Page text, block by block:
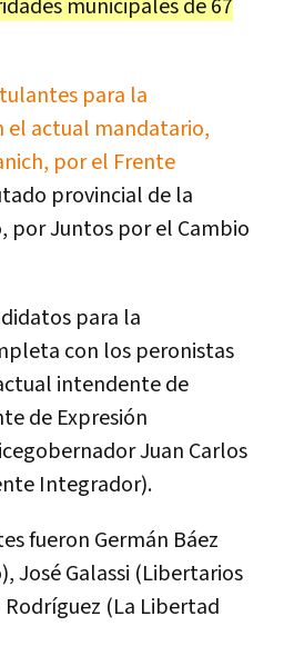
municipales de 67
para la
el actual mandatario,
por el Frente
provincial de la
por Juntos por el Cambio
para la
con los peronistas
intendente de
de Expresión
Juan Carlos
Integrador).
fueron Germán Báez
José Galassi (Libertarios
Rodríguez (La Libertad